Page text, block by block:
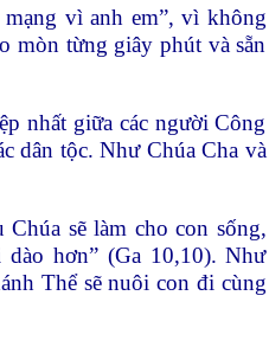
vì anh em”, vì không
mòn từng giây phút và sẵn
nhất giữa các người Công
dân tộc. Như Chúa Cha và
sẽ làm cho con sống,
hơn” (Ga 10,10). Như
Thể sẽ nuôi con đi cùng